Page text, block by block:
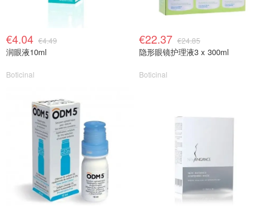
€4.04 €4.49
润眼液10ml
Boticinal
€22.37 €24.85
隐形眼镜护理液3 x 300ml
Boticinal